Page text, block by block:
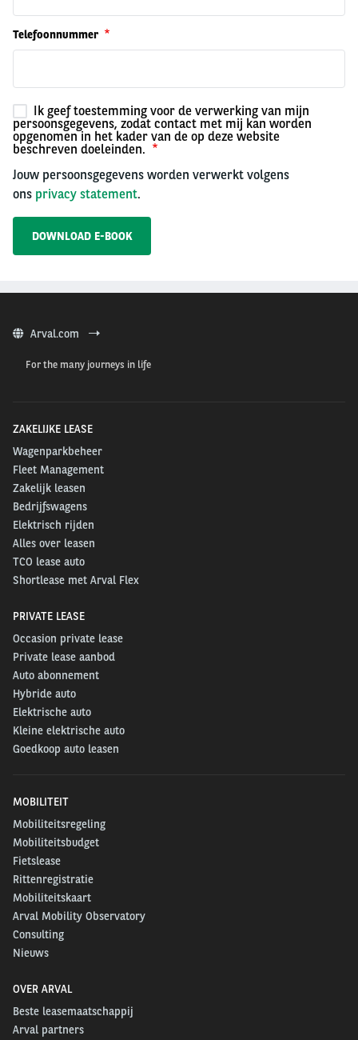
Telefoonnummer
Ik geef toestemming voor de verwerking van mijn
persoonsgegevens, zodat contact met mij kan worden
opgenomen in het kader van de op deze website
beschreven doeleinden.
Jouw persoonsgegevens worden verwerkt volgens
ons privacy statement.
Arval.com
For the many journeys in life
ZAKELIJKE LEASE
Wagenparkbeheer
Fleet Management
Zakelijk leasen
Bedrijfswagens
Elektrisch rijden
Alles over leasen
TCO lease auto
Shortlease met Arval Flex
PRIVATE LEASE
Occasion private lease
Private lease aanbod
Auto abonnement
Hybride auto
Elektrische auto
Kleine elektrische auto
Goedkoop auto leasen
MOBILITEIT
Mobiliteitsregeling
Mobiliteitsbudget
Fietslease
Rittenregistratie
Mobiliteitskaart
Arval Mobility Observatory
Consulting
Nieuws
OVER ARVAL
Beste leasemaatschappij
Arval partners